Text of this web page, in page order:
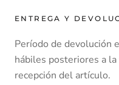
ENTREGA Y
Período de devolución
hábiles posteriores a
recepción del artículo.